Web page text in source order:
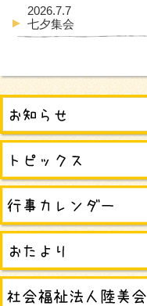
2026.7.7
七夕集会